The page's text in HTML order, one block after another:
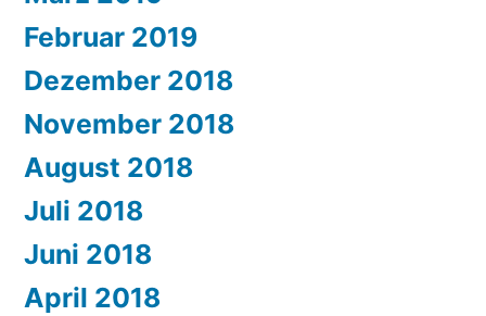
Februar 2019
Dezember 2018
November 2018
August 2018
Juli 2018
Juni 2018
April 2018